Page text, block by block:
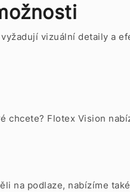
vizuální detaily a
chcete? Flotex Vision
na podlaze, nabízíme